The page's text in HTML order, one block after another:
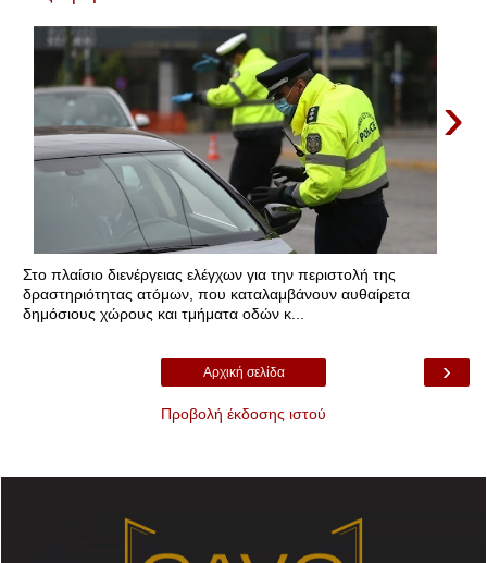
›
Στο πλαίσιο διενέργειας ελέγχων για την περιστολή της
δραστηριότητας ατόμων, που καταλαμβάνουν αυθαίρετα
δημόσιους χώρους και τμήματα οδών κ...
›
Αρχική σελίδα
Προβολή έκδοσης ιστού